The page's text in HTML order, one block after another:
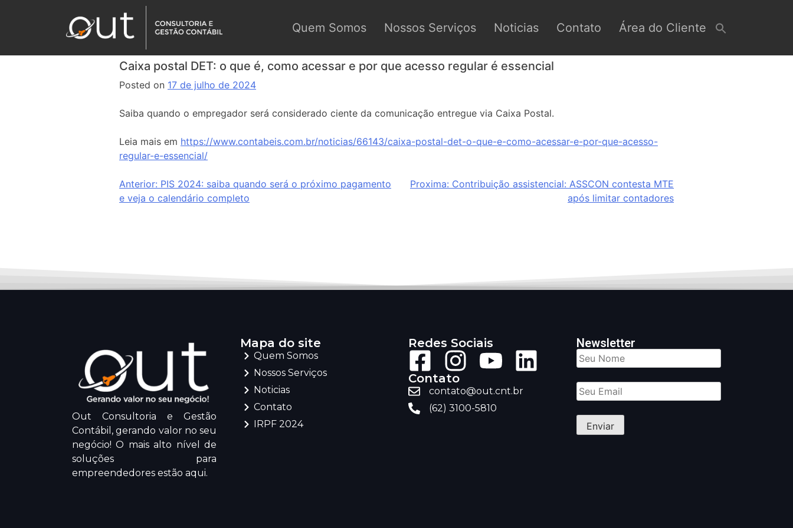
Quem Somos Nossos Serviços Noticias Contato Área do Cliente
Caixa postal DET: o que é, como acessar e por que acesso regular é essencial
Posted on 17 de julho de 2024
Saiba quando o empregador será considerado ciente da comunicação entregue via Caixa Postal.
Leia mais em https://www.contabeis.com.br/noticias/66143/caixa-postal-det-o-que-e-como-acessar-e-por-que-acesso-
regular-e-essencial/
Anterior: PIS 2024: saiba quando será o próximo pagamento
e veja o calendário completo
Proxima: Contribuição assistencial: ASSCON contesta MTE
após limitar contadores
Out Consultoria e Gestão
Contábil, gerando valor no seu
negócio! O mais alto nível de
soluções para
empreendedores estão aqui.
Mapa do site
Quem Somos
Nossos Serviços
Noticias
Contato
IRPF 2024
Redes Sociais
Contato
contato@out.cnt.br
(62) 3100-5810
Newsletter